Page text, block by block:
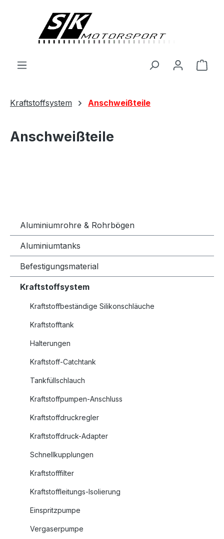
Kraftstoffsystem Anschweißteile
Anschweißteile
Aluminiumrohre & Rohrbögen
Aluminiumtanks
Befestigungsmaterial
Kraftstoffsystem
Kraftstoffbeständige Silikonschläuche
Kraftstofftank
Halterungen
Kraftstoff-Catchtank
Tankfüllschlauch
Kraftstoffpumpen-Anschluss
Kraftstoffdruckregler
Kraftstoffdruck-Adapter
Schnellkupplungen
Kraftstofffilter
Kraftstoffleitungs-Isolierung
Einspritzpumpe
Vergaserpumpe